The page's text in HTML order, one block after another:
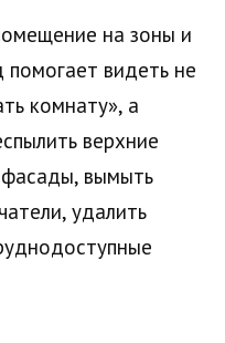
на зоны и
видеть не
комнату», а
верхние
вымыть
удалить